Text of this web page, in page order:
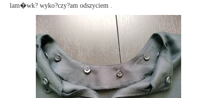
lam�wk? wyko?czy?am odszyciem .